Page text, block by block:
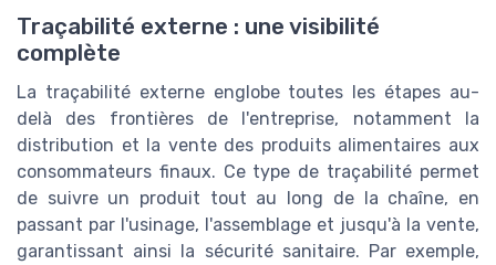
Traçabilité externe : une visibilité
complète
La traçabilité externe englobe toutes les étapes au-
delà des frontières de l'entreprise, notamment la
distribution et la vente des produits alimentaires aux
consommateurs finaux. Ce type de traçabilité permet
de suivre un produit tout au long de la chaîne, en
passant par l'usinage, l'assemblage et jusqu'à la vente,
garantissant ainsi la sécurité sanitaire. Par exemple,